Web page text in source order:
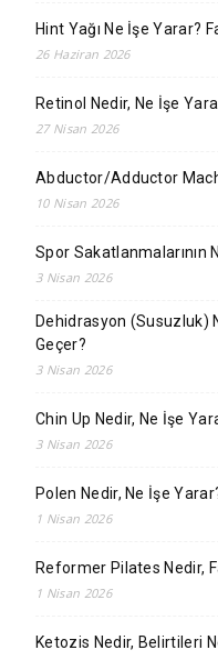
Hint Yağı Ne İşe Yarar?
26 Haziran 2026
Retinol Nedir, Ne İşe
27 Nisan 2026
Abductor/Adductor
10 Nisan 2026
Spor Sakatlanmalarının
3 Nisan 2026
Dehidrasyon (Susuzluk)
Geçer?
3 Nisan 2026
Chin Up Nedir, Ne İşe
3 Nisan 2026
Polen Nedir, Ne İşe
1 Nisan 2026
Reformer Pilates Nedir,
1 Nisan 2026
Ketozis Nedir, Belirtileri